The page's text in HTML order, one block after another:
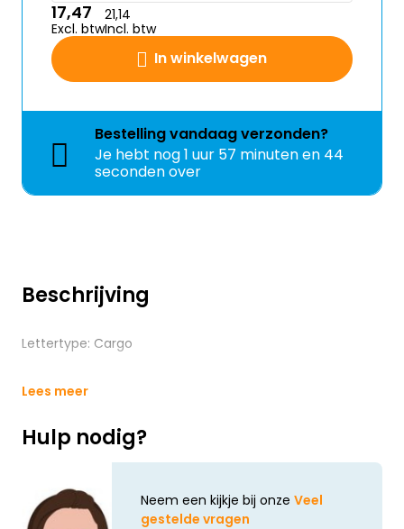
Beschrijving
Lettertype: Cargo
Lees meer
Hulp nodig?
Neem een kijkje bij onze Veel
gestelde vragen
In winkelwagen
17,47
Excl. btw
21,14
Incl. btw
Bestellingvandaagverzonden?
Je hebt nog1 uur 57 minuten en 43
seconden over